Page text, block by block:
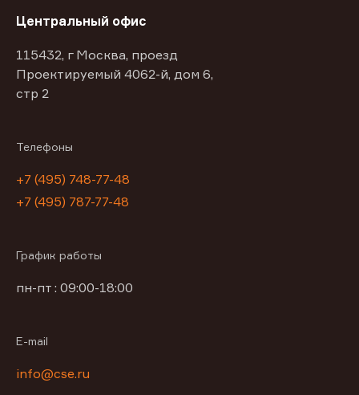
Центральный офис
115432, г Москва, проезд
Проектируемый 4062-й, дом 6,
стр 2
Телефоны
+7 (495) 748-77-48
+7 (495) 787-77-48
График работы
пн-пт : 09:00-18:00
E-mail
info@cse.ru